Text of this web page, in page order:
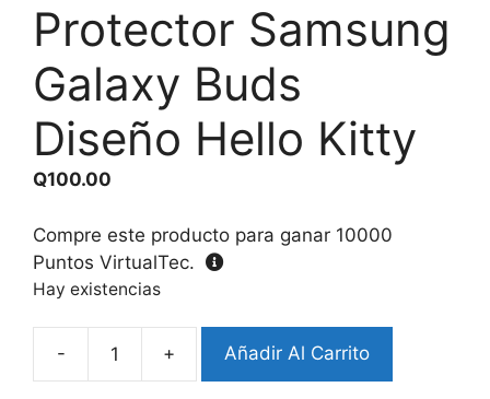
Protector Samsung
Galaxy Buds
Diseño Hello Kitty
Q100.00
Compre este producto para ganar 10000
Puntos VirtualTec.
Hay existencias
-
Protector
+ Añadir Al Carrito